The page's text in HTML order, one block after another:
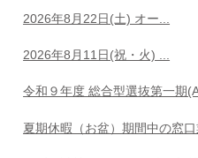
2026年8月22日(土) オー...
2026年8月11日(祝・火) ...
令和９年度 総合型選抜第一期
夏期休暇（お盆）期間中の窓口